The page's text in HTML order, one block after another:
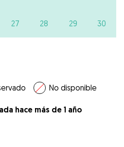
27 28 29 30
No disponible
hace más de 1 año